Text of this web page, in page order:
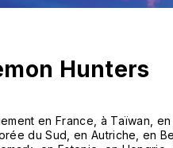
Hunters
en France, à Taïwan,
du Sud, en Autriche, en